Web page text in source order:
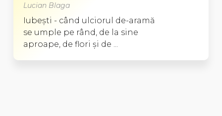
Lucian Blaga
Iubeşti - când ulciorul de-aramă
se umple pe rând, de la sine
aproape, de flori şi de ...